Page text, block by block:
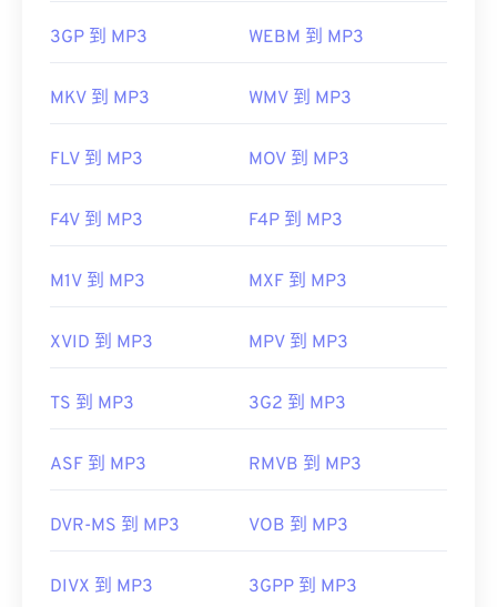
3GP 到 MP3 WEBM 到 MP3
MKV 到 MP3 WMV 到 MP3
FLV 到 MP3 MOV 到 MP3
F4V 到 MP3 F4P 到 MP3
M1V 到 MP3 MXF 到 MP3
XVID 到 MP3 MPV 到 MP3
TS 到 MP3 3G2 到 MP3
ASF 到 MP3 RMVB 到 MP3
DVR-MS 到 MP3 VOB 到 MP3
DIVX 到 MP3 3GPP 到 MP3